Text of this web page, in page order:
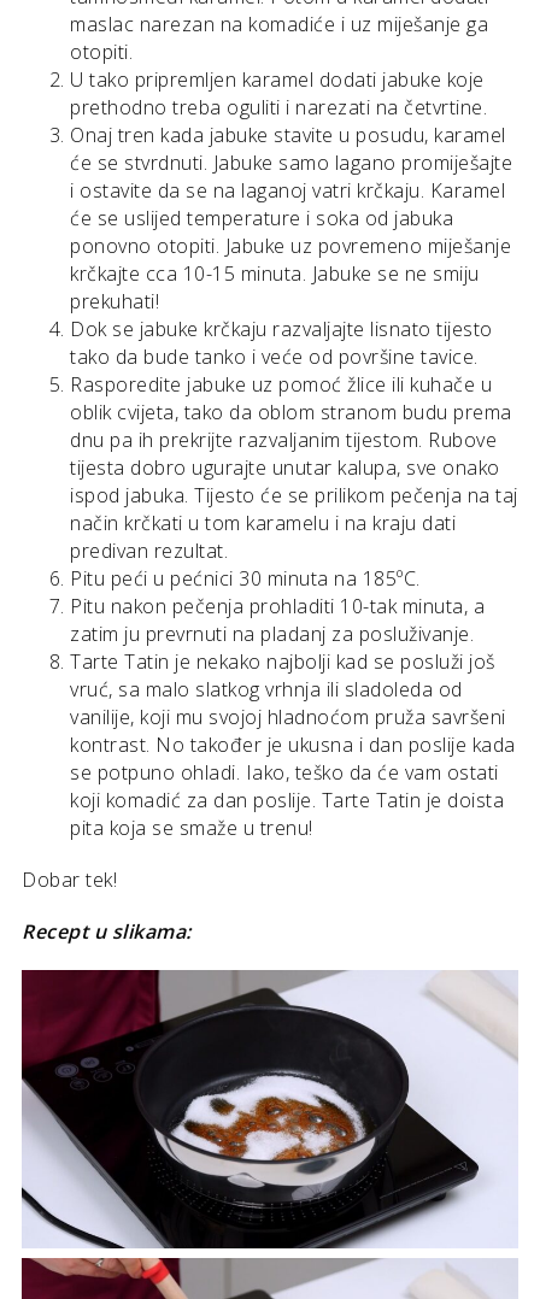
maslac narezan na komadiće i uz miješanje ga
otopiti.
U tako pripremljen karamel dodati jabuke koje
prethodno treba oguliti i narezati na četvrtine.
Onaj tren kada jabuke stavite u posudu, karamel
će se stvrdnuti. Jabuke samo lagano promiješajte
i ostavite da se na laganoj vatri krčkaju. Karamel
će se uslijed temperature i soka od jabuka
ponovno otopiti. Jabuke uz povremeno miješanje
krčkajte cca 10-15 minuta. Jabuke se ne smiju
prekuhati!
Dok se jabuke krčkaju razvaljajte lisnato tijesto
tako da bude tanko i veće od površine tavice.
Rasporedite jabuke uz pomoć žlice ili kuhače u
oblik cvijeta, tako da oblom stranom budu prema
dnu pa ih prekrijte razvaljanim tijestom. Rubove
tijesta dobro ugurajte unutar kalupa, sve onako
ispod jabuka. Tijesto će se prilikom pečenja na taj
način krčkati u tom karamelu i na kraju dati
predivan rezultat.
Pitu peći u pećnici 30 minuta na 185ºC.
Pitu nakon pečenja prohladiti 10-tak minuta, a
zatim ju prevrnuti na pladanj za posluživanje.
Tarte Tatin je nekako najbolji kad se posluži još
vruć, sa malo slatkog vrhnja ili sladoleda od
vanilije, koji mu svojoj hladnoćom pruža savršeni
kontrast. No također je ukusna i dan poslije kada
se potpuno ohladi. Iako, teško da će vam ostati
koji komadić za dan poslije. Tarte Tatin je doista
pita koja se smaže u trenu!
Dobar tek!
Recept u slikama: